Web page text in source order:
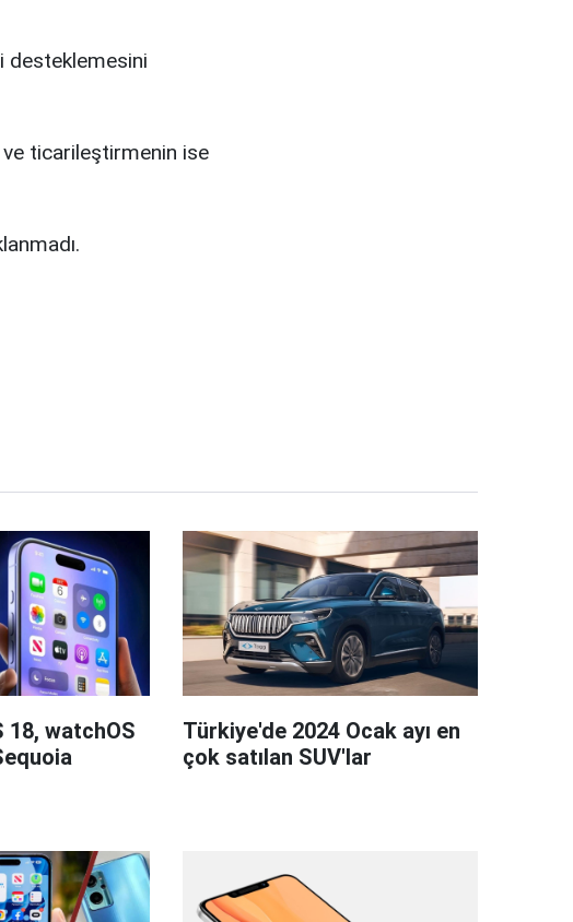
desteklemesini
ticarileştirmenin ise
18, watchOS
Türkiye'de 2024 Ocak ayı en
çok satılan SUV'lar